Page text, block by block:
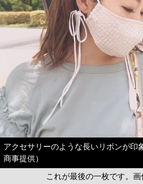
アクセサリーのような長いリボンが印
商事提供）
これが最後の一枚です。画